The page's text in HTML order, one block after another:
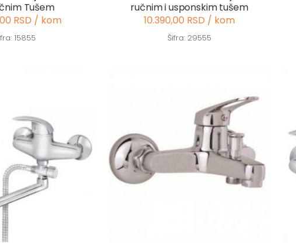
Tušem
RSD / kom
15855
ručnim i usponskim tušem
10.390,00 RSD / kom
Šifra: 29555